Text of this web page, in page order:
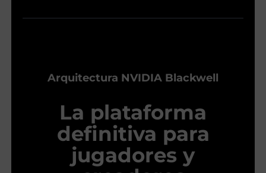
Arquitectura NVIDIA Blackwell
La plataforma
definitiva para
jugadores y